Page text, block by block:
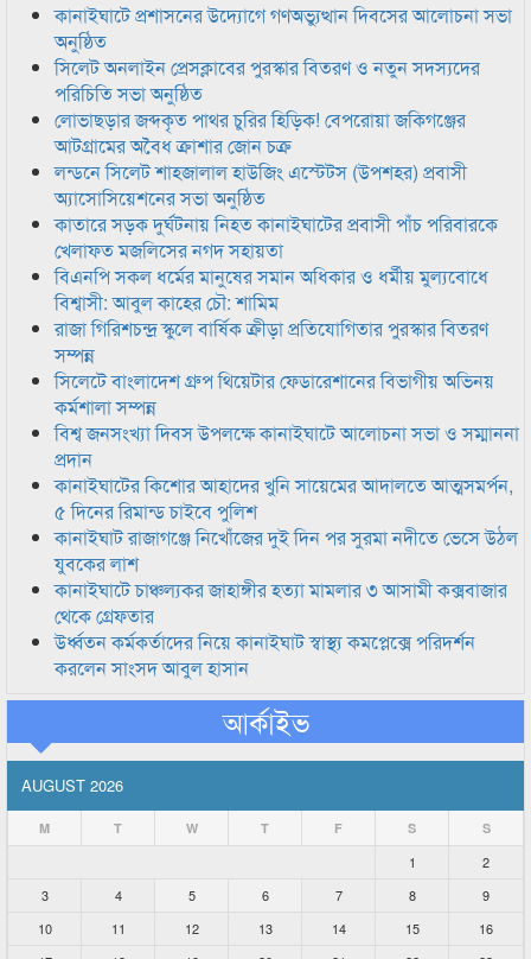
কানাইঘাটে প্রশাসনের উদ্যোগে গণঅভ্যুত্থান দিবসের আলোচনা সভা
অনুষ্ঠিত
সিলেট অনলাইন প্রেসক্লাবের পুরস্কার বিতরণ ও নতুন সদস্যদের
পরিচিতি সভা অনুষ্ঠিত
লোভাছড়ার জব্দকৃত পাথর চুরির হিড়িক! বেপরোয়া জকিগঞ্জের
আটগ্রামের অবৈধ ক্রাশার জোন চক্র
লন্ডনে সিলেট শাহজালাল হাউজিং এস্টেটস (উপশহর) প্রবাসী
অ্যাসোসিয়েশনের সভা অনুষ্ঠিত
কাতারে সড়ক দুর্ঘটনায় নিহত কানাইঘাটের প্রবাসী পাঁচ পরিবারকে
খেলাফত মজলিসের নগদ সহায়তা
বিএনপি সকল ধর্মের মানুষের সমান অধিকার ও ধর্মীয় মুল্যবোধে
বিশ্বাসী: আবুল কাহের চৌ: শামিম
রাজা গিরিশচন্দ্র স্কুলে বার্ষিক ক্রীড়া প্রতিযোগিতার পুরস্কার বিতরণ
সম্পন্ন
সিলেটে বাংলাদেশ গ্রুপ থিয়েটার ফেডারেশানের বিভাগীয় অভিনয়
কর্মশালা সম্পন্ন
বিশ্ব জনসংখ্যা দিবস উপলক্ষে কানাইঘাটে আলোচনা সভা ও সম্মাননা
প্রদান
কানাইঘাটের কিশোর আহাদের খুনি সায়েমের আদালতে আত্মসমর্পন,
৫ দিনের রিমান্ড চাইবে পুলিশ
কানাইঘাট রাজাগঞ্জে নিখোঁজের দুই দিন পর সুরমা নদীতে ভেসে উঠল
যুবকের লাশ
কানাইঘাটে চাঞ্চল্যকর জাহাঙ্গীর হত্যা মামলার ৩ আসামী কক্সবাজার
থেকে গ্রেফতার
উর্ধ্বতন কর্মকর্তাদের নিয়ে কানাইঘাট স্বাস্থ্য কমপ্লেক্সে পরিদর্শন
করলেন সাংসদ আবুল হাসান
আর্কাইভ
AUGUST 2026
M T W T F S S
1
2
3
4 5 6 7 8
9
10
11 12 13 14 15
16